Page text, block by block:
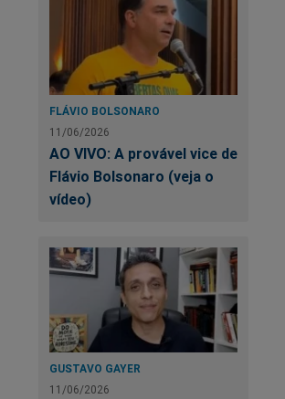
FLÁVIO BOLSONARO
11/06/2026
AO VIVO: A provável vice de
Flávio Bolsonaro (veja o
vídeo)
GUSTAVO GAYER
11/06/2026